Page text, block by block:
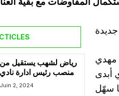
رياض لشهب يستقيل من
منصب رئيس ادارة نادي
رائد القبة
Juin 2, 2024
مهدي
أبدى
سهّل